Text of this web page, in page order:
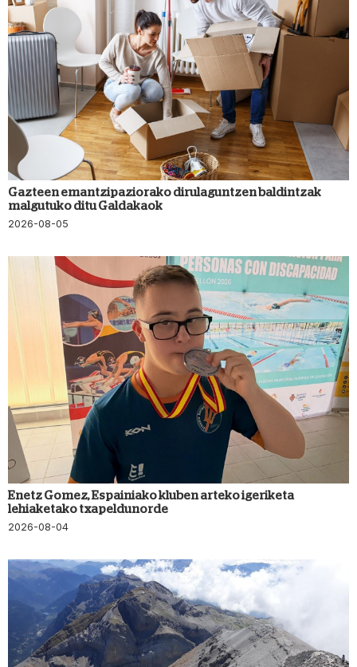
Gazteen emantzipaziorako dirulaguntzen baldintzak
malgutuko ditu Galdakaok
2026-08-05
Enetz Gomez, Espainiako kluben arteko igeriketa
lehiaketako txapeldunorde
2026-08-04